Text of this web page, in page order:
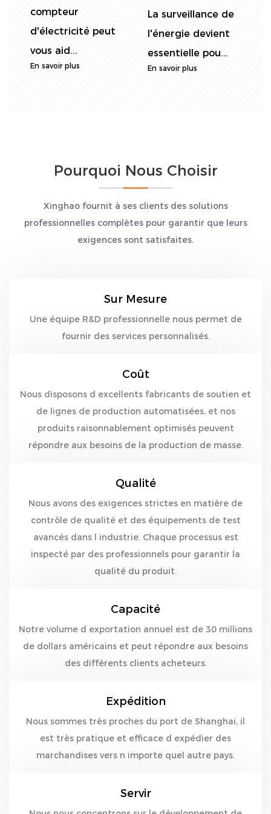
consommation
d'énergie avec
précision est...
En savoir plus
Les compteurs
électriques de rail
DIN monophasé
sont larg...
Pourquoi Nous Choisir
Xinghao fournit à ses clients des solutions
professionnelles complètes pour garantir que leurs
exigences sont satisfaites.
Sur Mesure
Une équipe R&D professionnelle nous permet de
fournir des services personnalisés.
Coût
Nous disposons d excellents fabricants de soutien et
de lignes de production automatisées, et nos
produits raisonnablement optimisés peuvent
répondre aux besoins de la production de masse.
Qualité
Nous avons des exigences strictes en matière de
contrôle de qualité et des équipements de test
avancés dans l industrie. Chaque processus est
inspecté par des professionnels pour garantir la
qualité du produit.
Capacité
Notre volume d exportation annuel est de 30 millions
de dollars américains et peut répondre aux besoins
des différents clients acheteurs.
Expédition
Nous sommes très proches du port de Shanghai, il
est très pratique et efficace d expédier des
marchandises vers n importe quel autre pays.
Servir